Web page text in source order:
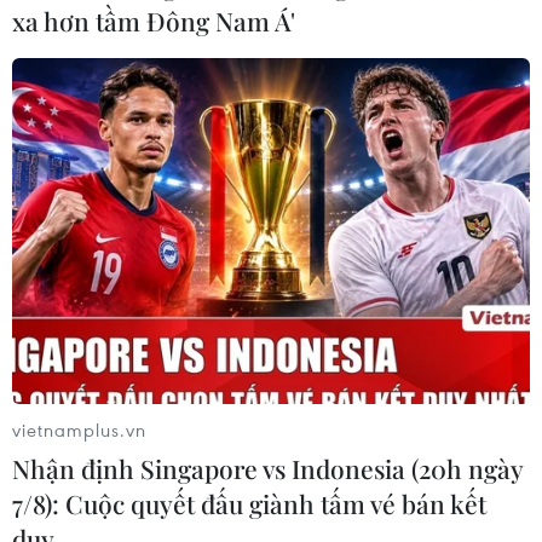
Brexit không thỏa thuận khiến Anh thiệt
hại gấp 3 lần so với COVID-19
23/09/2020 06:30
Trong ngắn hạn, việc không có mối quan hệ thương mại
mới chính thức với EU sẽ là thông tin xấu với sự phục
hồi kinh tế của Anh và lớn hơn nhiều so với ảnh hưởng
của khủng hoảng COVID-19 trong dài hạn.
xa hơn tầm Đông Nam Á'
vietnamplus.vn
Nhận định Singapore vs Indonesia (20h ngày
7/8): Cuộc quyết đấu giành tấm vé bán kết